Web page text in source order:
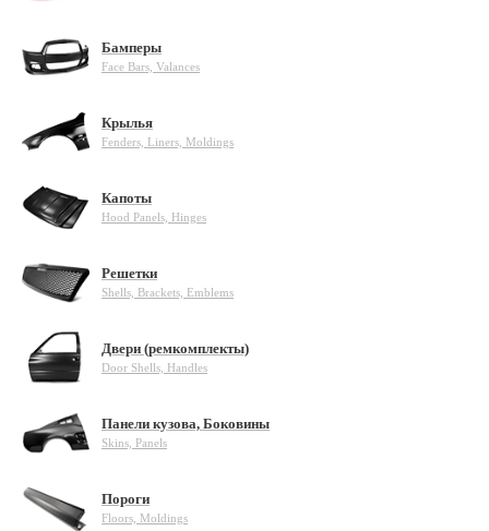
Бамперы
Face Bars, Valances
Крылья
Fenders, Liners, Moldings
Капоты
Hood Panels, Hinges
Решетки
Shells, Brackets, Emblems
Двери (ремкомплекты)
Door Shells, Handles
Панели кузова, Боковины
Skins, Panels
Пороги
Floors, Moldings